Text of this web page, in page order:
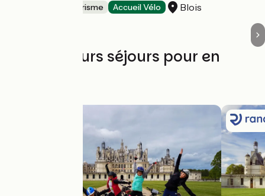
Offices de Tourisme Accueil Vélo Blois
Les meilleurs séjours pour en